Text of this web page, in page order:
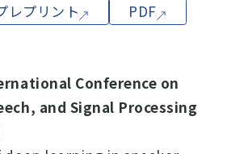
レプリント PDF
Conference on
and Signal Processing